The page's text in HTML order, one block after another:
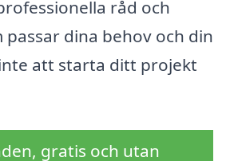
råd och
dina behov och din
att starta ditt projekt
gratis och utan